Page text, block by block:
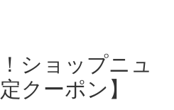
ショップニュ
クーポン】